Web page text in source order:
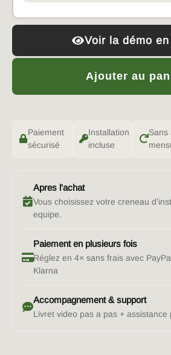
Voir la démo
Ajouter au
Paiement
sécurisé
Installation
incluse
Sans
Apres l'achat
Vous choisissez votre creneau
equipe.
Paiement en plusieurs fois
Réglez en 4× sans frais avec
Klarna
Accompagnement & support
Livret video pas a pas + assistance